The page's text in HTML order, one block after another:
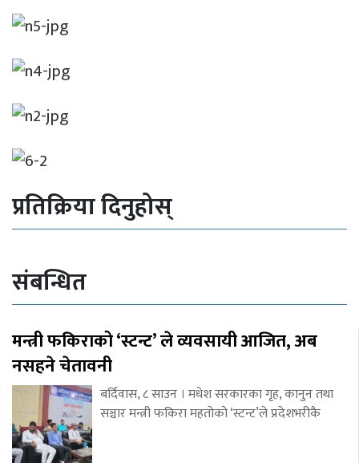
प्रतिक्रिया दिनुहोस्
संबन्धित
मन्त्री फकिराको ‘स्टन्ट’ ले व्यवसायी आजित, अब
नसहने चेतावनी
बर्दिवास, ८ साउन । मधेश सरकारका गृह, कानुन तथा
सञ्चार मन्त्री फकिरा महतोको ‘स्टन्ट’ले प्रदेशभरीकै